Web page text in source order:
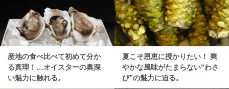
産地の食べ比べて初めて分か
る真理！…オイスターの奥深
い魅力に触れる。
夏こそ恩恵に授かりたい！ 爽
やかな風味がたまらない”わさ
び”の魅力に迫る。